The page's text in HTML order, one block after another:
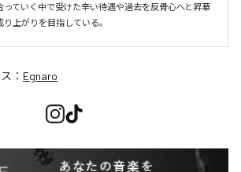
っていく中で受けた辛い待遇や過去を反骨心へと昇華
上がりを目指している。
： Egnaro